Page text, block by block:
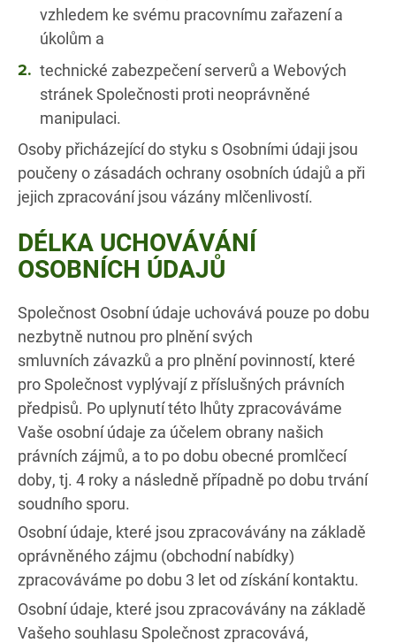
vzhledem ke svému pracovnímu zařazení a
úkolům a
technické zabezpečení serverů a Webových
stránek Společnosti proti neoprávněné
manipulaci.
Osoby přicházející do styku s Osobními údaji jsou
poučeny o zásadách ochrany osobních údajů a při
jejich zpracování jsou vázány mlčenlivostí.
DÉLKA UCHOVÁVÁNÍ
OSOBNÍCH ÚDAJŮ
Společnost Osobní údaje uchovává pouze po dobu
nezbytně nutnou pro plnění svých
smluvních závazků a pro plnění povinností, které
pro Společnost vyplývají z příslušných právních
předpisů. Po uplynutí této lhůty zpracováváme
Vaše osobní údaje za účelem obrany našich
právních zájmů, a to po dobu obecné promlčecí
doby, tj. 4 roky a následně případně po dobu trvání
soudního sporu.
Osobní údaje, které jsou zpracovávány na základě
oprávněného zájmu (obchodní nabídky)
zpracováváme po dobu 3 let od získání kontaktu.
Osobní údaje, které jsou zpracovávány na základě
Vašeho souhlasu Společnost zpracovává,